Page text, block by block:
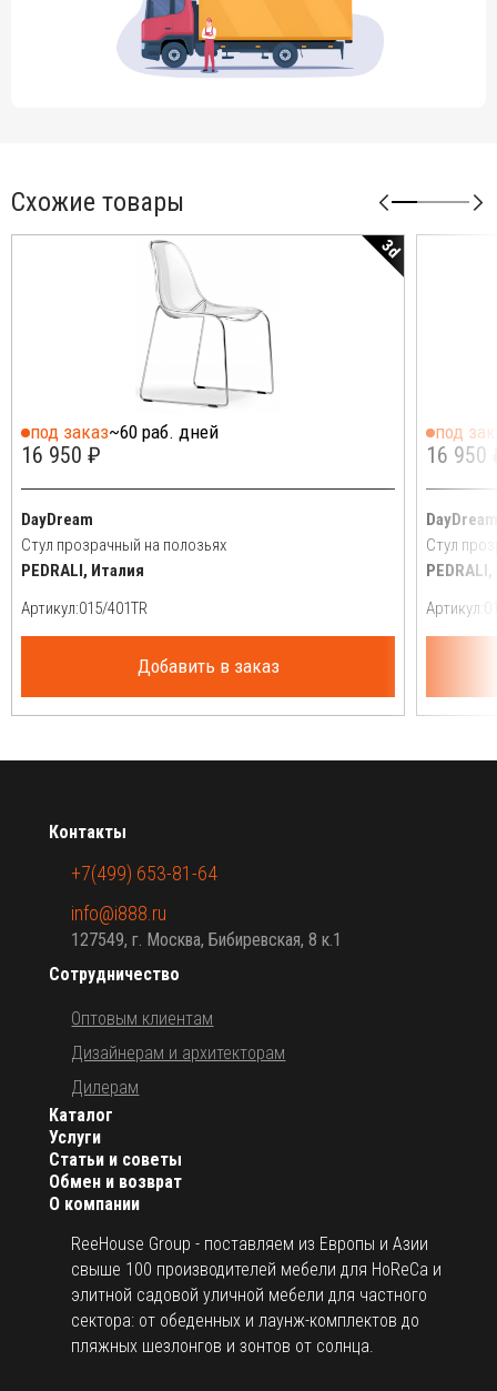
Схожие товары
3d
под заказ~60 раб. дней
16 950 ₽
DayDream
Стул прозрачный на полозьях
PEDRALI, Италия
Артикул:
Добавить в заказ
под
16 950
DayDream
Стул
Артикул:
О компании
ReeHouse Group - поставляем из Европы и Азии
свыше 100 производителей мебели для HoReCa и
элитной садовой уличной мебели для частного
сектора: от обеденных и лаунж-комплектов до
пляжных шезлонгов и зонтов от солнца.
Каталог
Услуги
Статьи и советы
Обмен и возврат
Сотрудничество
Оптовым клиентам
Дизайнерам и архитекторам
Дилерам
Контакты
+7(499) 653-81-64
info@i888.ru
127549, г. Москва, Бибиревская, 8 к.1